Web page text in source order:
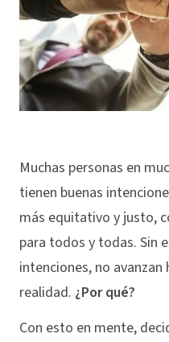
Muchas personas en
tienen buenas
más equitativo y justo,
para todos y todas. Sin
intenciones, no
realidad. ¿Por qué?
Con esto en mente,